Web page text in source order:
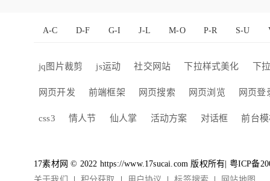
A-C D-F G-I J-L M-O P-R S-U
jq图片裁剪 js运动 社交网站 下拉样式美化 下
网页开发 前端框架 网页搜索 网页浏览 网页登
css3 情人节 仙人掌 活动方案 对话框 前台
17素材网 © 2022 https://www.17sucai.com 版权所有| 粤ICP备